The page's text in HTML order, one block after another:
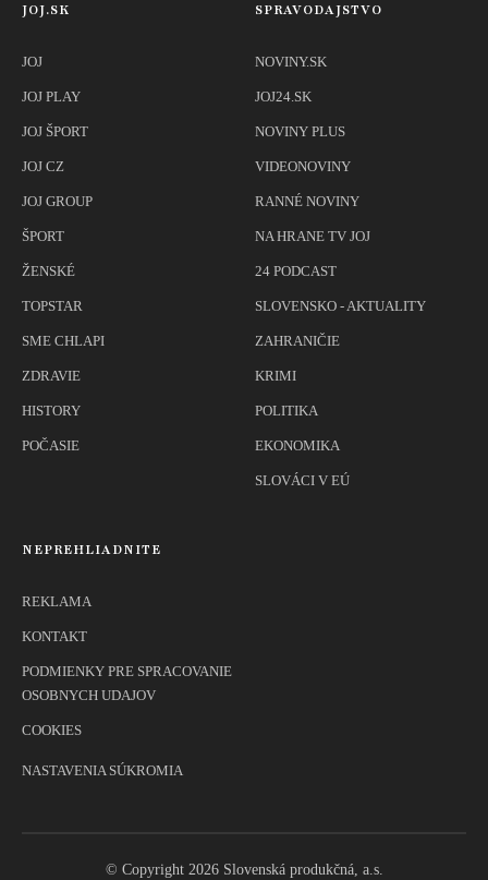
JOJ.SK
JOJ
JOJ PLAY
JOJ ŠPORT
JOJ CZ
JOJ GROUP
ŠPORT
ŽENSKÉ
TOPSTAR
SME CHLAPI
ZDRAVIE
HISTORY
POČASIE
SPRAVODAJSTVO
NOVINY.SK
JOJ24.SK
NOVINY PLUS
VIDEONOVINY
RANNÉ NOVINY
NA HRANE TV JOJ
24 PODCAST
SLOVENSKO - AKTUALITY
ZAHRANIČIE
KRIMI
POLITIKA
EKONOMIKA
SLOVÁCI V EÚ
NEPREHLIADNITE
REKLAMA
KONTAKT
PODMIENKY PRE SPRACOVANIE
OSOBNYCH UDAJOV
COOKIES
NASTAVENIA SÚKROMIA
© Copyright 2026 Slovenská produkčná, a.s.